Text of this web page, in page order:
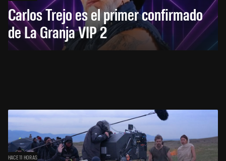
Carlos Trejo es el primer confirmado
de La Granja VIP 2
HACE 11 HORAS